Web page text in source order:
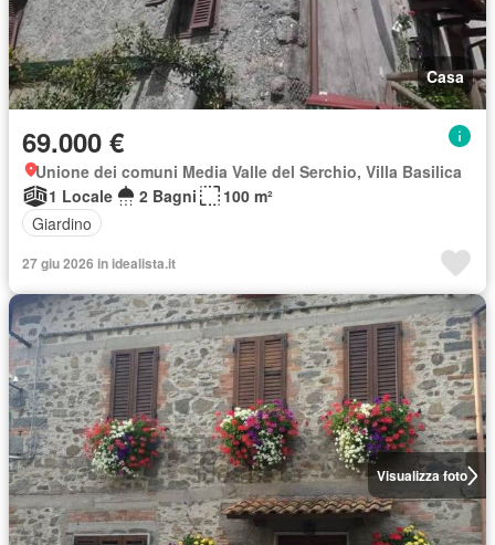
Casa
69.000 €
Unione dei comuni Media Valle del Serchio, Villa Basilica
1 Locale
2 Bagni
100 m²
Giardino
27 giu 2026 in idealista.it
Visualizza foto